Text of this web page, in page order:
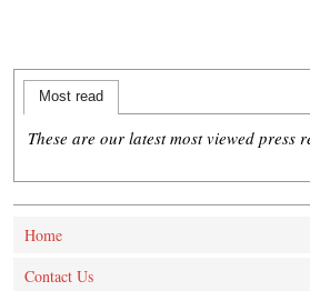
Most read
These are our latest most viewed press
Home
Contact Us